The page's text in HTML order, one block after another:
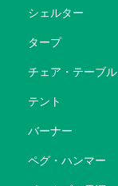
シェルター
タープ
チェア・テーブル
テント
バーナー
ペグ・ハンマー